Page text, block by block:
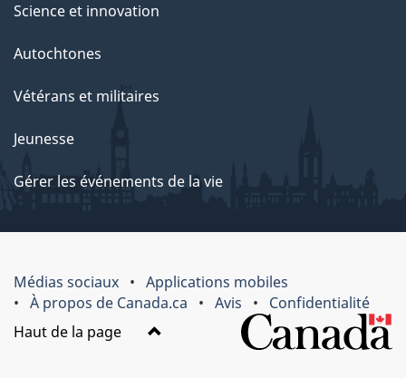
Science et innovation
Autochtones
Vétérans et militaires
Jeunesse
Gérer les événements de la vie
Médias sociaux
Applications mobiles
À propos de Canada.ca
Avis
Confidentialité
Haut de la page